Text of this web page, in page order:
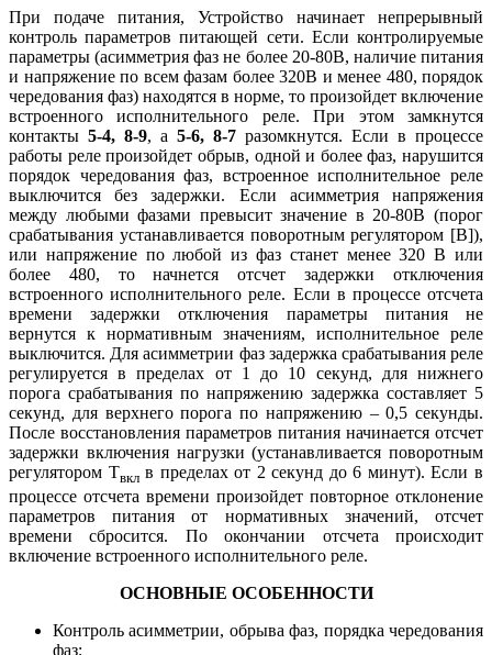
При подаче питания, Устройство начинает непрерывный
контроль параметров питающей сети. Если контролируемые
параметры (асимметрия фаз не более 20-80В, наличие питания
и напряжение по всем фазам более 320В и менее 480, порядок
чередования фаз) находятся в норме, то произойдет включение
встроенного исполнительного реле. При этом замкнутся
контакты 5-4, 8-9, а 5-6, 8-7 разомкнутся. Если в процессе
работы реле произойдет обрыв, одной и более фаз, нарушится
порядок чередования фаз, встроенное исполнительное реле
выключится без задержки. Если асимметрия напряжения
между любыми фазами превысит значение в 20-80В (порог
срабатывания устанавливается поворотным регулятором [В]),
или напряжение по любой из фаз станет менее 320 В или
более 480, то начнется отсчет задержки отключения
встроенного исполнительного реле. Если в процессе отсчета
времени задержки отключения параметры питания не
вернутся к нормативным значениям, исполнительное реле
выключится. Для асимметрии фаз задержка срабатывания реле
регулируется в пределах от 1 до 10 секунд, для нижнего
порога срабатывания по напряжению задержка составляет 5
секунд, для верхнего порога по напряжению – 0,5 секунды.
После восстановления параметров питания начинается отсчет
задержки включения нагрузки (устанавливается поворотным
регулятором Tвклв пределах от 2 секунд до 6 минут). Если в
процессе отсчета времени произойдет повторное отклонение
параметров питания от нормативных значений, отсчет
времени сбросится. По окончании отсчета происходит
включение встроенного исполнительного реле.
ОСНОВНЫЕ ОСОБЕННОСТИ
Контроль асимметрии, обрыва фаз, порядка чередования
фаз;